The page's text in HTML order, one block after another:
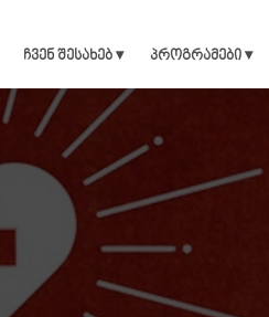
ჩვენ შესახებ ▾ პროგრამები ▾